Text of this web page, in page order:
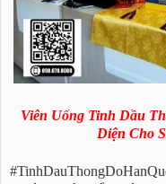
Viên Uống Tinh Dầu
Diện Cho